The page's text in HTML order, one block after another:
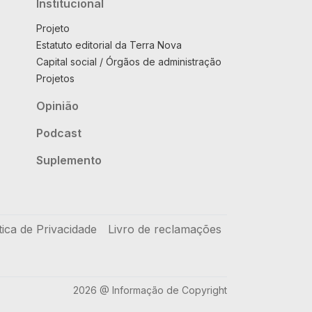
Institucional
Projeto
Estatuto editorial da Terra Nova
Capital social / Órgãos de administração
Projetos
Opinião
Podcast
Suplemento
de Privacidade Livro de reclamações
2026 @ Informação de Copyright